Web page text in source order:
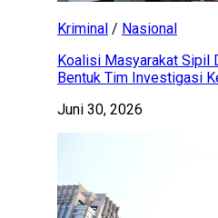
Kriminal / Nasional
Koalisi Masyarakat Sipil
Bentuk Tim Investigasi
Juni 30, 2026